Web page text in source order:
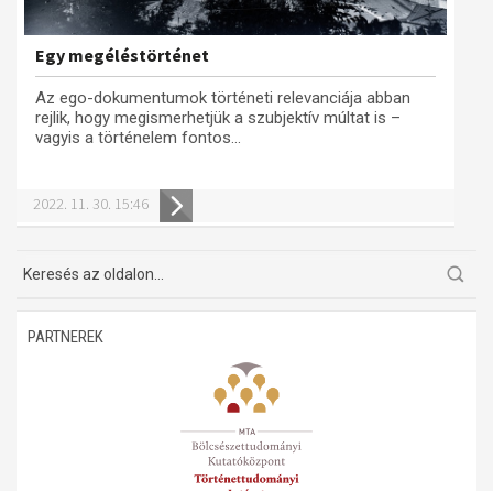
Egy megéléstörténet
Az ego-dokumentumok történeti relevanciája abban
rejlik, hogy megismerhetjük a szubjektív múltat is –
vagyis a történelem fontos...
2022. 11. 30. 15:46
PARTNEREK